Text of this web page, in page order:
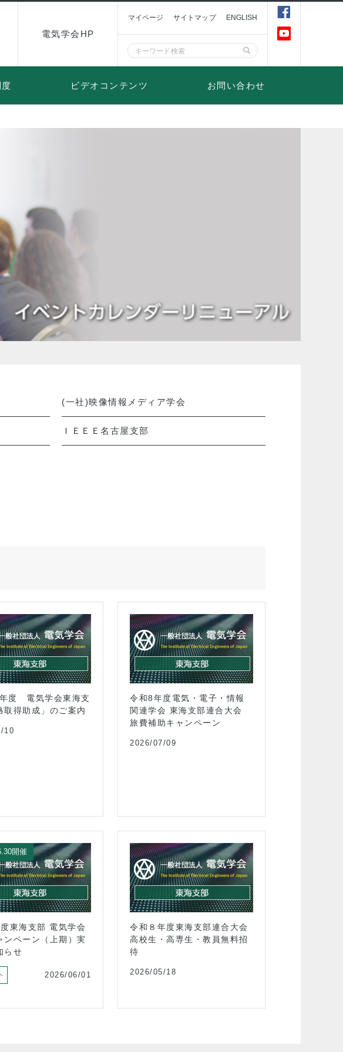
電気学会HP
マイページ サイトマップ ENGLISH
ビデオコンテンツ お問い合わせ
(一社)映像情報メディア学会
ＩＥＥＥ名古屋支部
年度 電気学会東海支
得助成」のご案内
10
令和8年度電気・電子・情報
関連学会 東海支部連合大会
旅費補助キャンペーン
2026/07/09
開催
東海支部 電気学会
ンペーン（上期）実
らせ
2026/06/01
令和８年度東海支部連合大会
高校生・高専生・教員無料招
待
2026/05/18